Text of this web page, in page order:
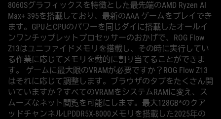
8060Sグラフィックスを特徴とした最先端のAMD Ryzen AI
Max+ 395を搭載しており、最新のAAA ゲームをプレイでき
ます。GPUとCPUのパワーを同じダイに搭載したオールイ
ンワンチップレットプロセッサーのおかげで、ROG Flow
Z13はユニファイドメモリを搭載し、その時に実行してい
る作業に応じてメモリを動的に割り当てることができま
す。 ゲームに最大限のVRAMが必要ですか？ROG Flow Z13
はそれに応じて調整します。ブラウザのタブをたくさん開
いていますか？すべてのVRAMをシステムRAMに変え、ス
ムーズなネット閲覧を可能にします。最大128GB*のクア
ッドチャンネルLPDDR5X-8000メモリを搭載した2025年の